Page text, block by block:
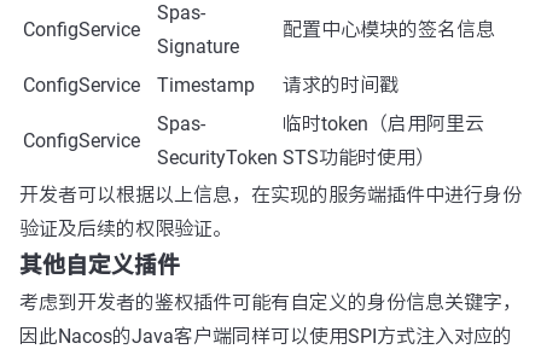
ConfigService
Spas-
Signature
配置中心模块的签名信息
ConfigService Timestamp 请求的时间戳
ConfigService
Spas-
SecurityToken
临时token（启用阿里云
STS功能时使用）
开发者可以根据以上信息，在实现的服务端插件中进行身份
验证及后续的权限验证。
其他自定义插件
考虑到开发者的鉴权插件可能有自定义的身份信息关键字，
因此Nacos的Java客户端同样可以使用SPI方式注入对应的